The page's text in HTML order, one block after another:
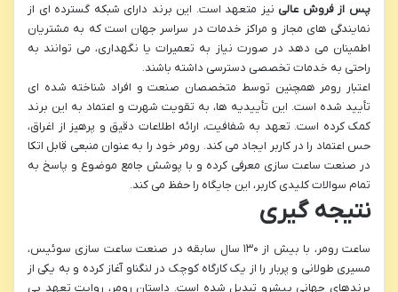
پس از فروش عالی نیز متعهد است. این برند دارای شبکه گسترده ای از
نمایندگی های مجاز و مراکز خدمات در سراسر جهان است که به مشتریان
اطمینان می دهد در صورت نیاز به تعمیرات یا نگهداری، می توانند به
راحتی به خدمات تخصصی دسترسی داشته باشند.
اعتبار رومر همچنین توسط متخصصان صنعت و افراد شناخته شده ای
تأیید شده است. این تأییدیه ها، به تقویت شهرت و اعتماد به این برند
کمک کرده است. تعهد به شفافیت، ارائه اطلاعات دقیق و پرهیز از اغراق،
حس اعتماد را در کاربر ایجاد می کند. رومر خود را به عنوان منبعی قابل اتکا
در صنعت ساعت سازی معرفی کرده و با پوشش جامع موضوع و پاسخ به
تمام سوالات کلیدی کاربر، این جایگاه را حفظ می کند.
نتیجه گیری
ساعت رومر، با بیش از ۱۳۰ سال سابقه در صنعت ساعت سازی سوئیس،
مسیری طولانی و پربار را از یک کارگاه کوچک در لنگناو آغاز کرده و به یکی از
برندهای جهانی پیشرو تبدیل شده است. داستان رومر، روایت تعهد بی